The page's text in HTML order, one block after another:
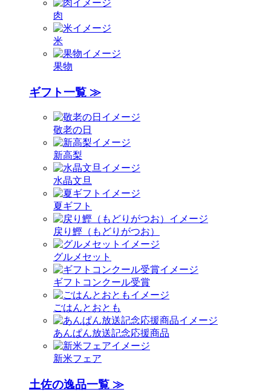
肉
米
果物
ギフト一覧 ≫
敬老の日
新高梨
水晶文旦
夏ギフト
戻り鰹（もどりがつお）
グルメセット
ギフトコンクール受賞
ごはんとおとも
あんぱん放送記念応援商品
新米フェア
土佐の逸品一覧 ≫